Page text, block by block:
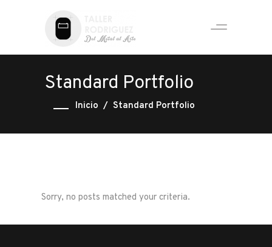
Standard Portfolio
Inicio / Standard Portfolio
Sorry, no posts matched your criteria.